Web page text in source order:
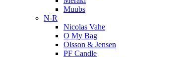
Muubs
N-R
Nicolas Vahe
O My Bag
Olsson & Jensen
PF Candle